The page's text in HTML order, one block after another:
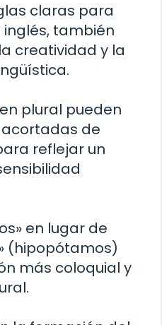
claras para
también
creatividad y la
plural pueden
de
reflejar un
en lugar de
(hipopótamos)
más coloquial y